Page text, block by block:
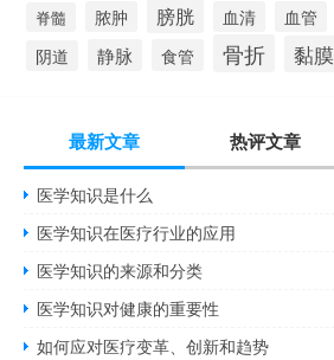
脊髓 脓肿 膀胱 血清 血管
阴道 静脉 食管 骨折 黏膜
最新文章 热评文章
医学知识是什么
医学知识在医疗行业的应用
医学知识的来源和分类
医学知识对健康的重要性
如何应对医疗变革、创新和趋势